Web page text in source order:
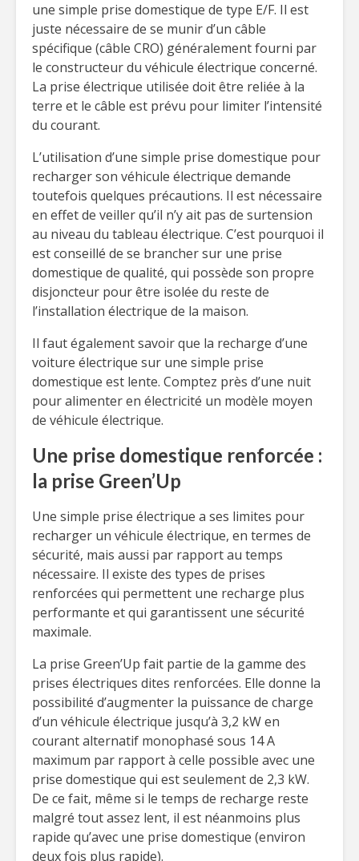
une simple prise domestique de type E/F. Il est
juste nécessaire de se munir d’un câble
spécifique (câble CRO) généralement fourni par
le constructeur du véhicule électrique concerné.
La prise électrique utilisée doit être reliée à la
terre et le câble est prévu pour limiter l’intensité
du courant.
L’utilisation d’une simple prise domestique pour
recharger son véhicule électrique demande
toutefois quelques précautions. Il est nécessaire
en effet de veiller qu’il n’y ait pas de surtension
au niveau du tableau électrique. C’est pourquoi il
est conseillé de se brancher sur une prise
domestique de qualité, qui possède son propre
disjoncteur pour être isolée du reste de
l’installation électrique de la maison.
Il faut également savoir que la recharge d’une
voiture électrique sur une simple prise
domestique est lente. Comptez près d’une nuit
pour alimenter en électricité un modèle moyen
de véhicule électrique.
Une prise domestique renforcée :
la prise Green’Up
Une simple prise électrique a ses limites pour
recharger un véhicule électrique, en termes de
sécurité, mais aussi par rapport au temps
nécessaire. Il existe des types de prises
renforcées qui permettent une recharge plus
performante et qui garantissent une sécurité
maximale.
La prise Green’Up fait partie de la gamme des
prises électriques dites renforcées. Elle donne la
possibilité d’augmenter la puissance de charge
d’un véhicule électrique jusqu’à 3,2 kW en
courant alternatif monophasé sous 14 A
maximum par rapport à celle possible avec une
prise domestique qui est seulement de 2,3 kW.
De ce fait, même si le temps de recharge reste
malgré tout assez lent, il est néanmoins plus
rapide qu’avec une prise domestique (environ
deux fois plus rapide).